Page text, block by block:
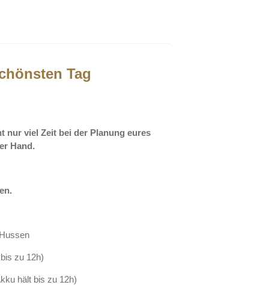
Tag
nur viel Zeit bei der Planung eures
Hand.
zu 12h)
hält bis zu 12h)